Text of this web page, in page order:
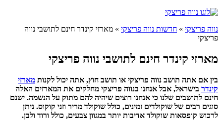
נווה פריצקי » חדשות נווה פריצקי » מארזי קינדר חינם לתושבי נווה
פריצקי
מארזי קינדר חינם לתושבי נווה פריצקי
בין אם אתה תושב נווה פריצקי או תושב חוץ, אתה יכול לקנות מארזי
קינדר בישראל, אבל אנחנו בנווה פריצקי מחלקים את המארזים האלה
חינם לתושבים שלנו כי אנחנו רוצים שיהיה להם מתוק על הנשמה. ישנם
סוגים רבים של שוקולדים זמינים, כולל שוקולד מריר וזני קוקוס. ניתן
לרכוש קופסאות שוקולד אדיבות יותר במגוון צבעים, כולל ורוד ולבן.